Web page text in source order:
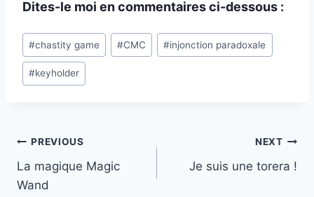
Dites-le moi en commentaires ci-dessous :
Post
Tags:
#chastity game #CMC #injonction paradoxale
#keyholder
Post
navigation
PREVIOUS
La magique Magic
Wand
NEXT
Je suis une torera !